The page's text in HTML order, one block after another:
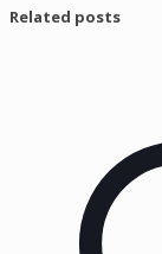
Related posts